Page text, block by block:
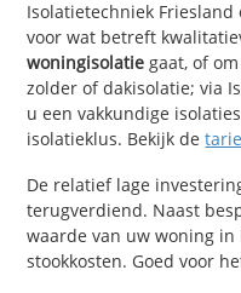
Isolatietechniek
voor wat betreft
woningisolatie gaat, of
zolder of dakisolatie; via
u een vakkundige
isolatieklus. Bekijk de
De relatief lage
terugverdiend. Naast
waarde van uw woning
stookkosten. Goed voor